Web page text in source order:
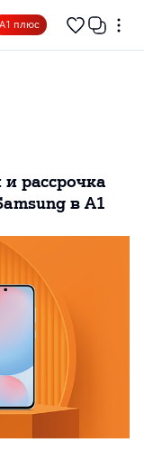
А1 плюс
рассрочка
в A1